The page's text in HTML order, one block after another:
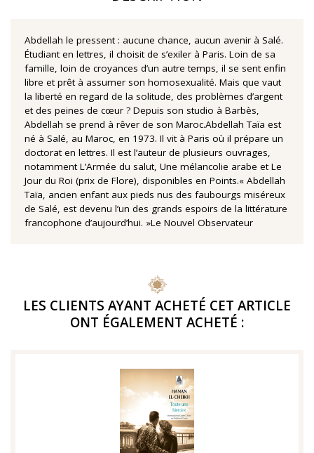
Abdellah le pressent : aucune chance, aucun avenir à Salé.
Étudiant en lettres, il choisit de s’exiler à Paris. Loin de sa
famille, loin de croyances d’un autre temps, il se sent enfin
libre et prêt à assumer son homosexualité. Mais que vaut
la liberté en regard de la solitude, des problèmes d’argent
et des peines de cœur ? Depuis son studio à Barbès,
Abdellah se prend à rêver de son Maroc.Abdellah Taïa est
né à Salé, au Maroc, en 1973. Il vit à Paris où il prépare un
doctorat en lettres. Il est l’auteur de plusieurs ouvrages,
notamment L’Armée du salut, Une mélancolie arabe et Le
Jour du Roi (prix de Flore), disponibles en Points.« Abdellah
Taïa, ancien enfant aux pieds nus des faubourgs miséreux
de Salé, est devenu l’un des grands espoirs de la littérature
francophone d’aujourd’hui. »Le Nouvel Observateur
LES CLIENTS AYANT ACHETÉ CET ARTICLE
ONT ÉGALEMENT ACHETÉ :